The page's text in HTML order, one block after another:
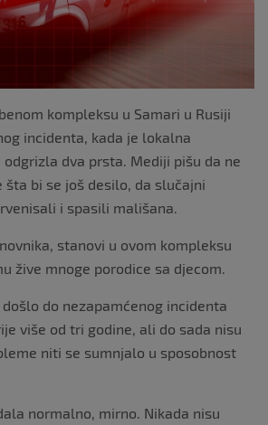
kompleksu u Samari u Rusiji
incidenta, kada je lokalna
dva prsta. Mediji pišu da ne
šta bi se još desilo, da slučajni
i spasili mališana.
stanovi u ovom kompleksu
žive mnoge porodice sa djecom.
do nezapamćenog incidenta
više od tri godine, ali do sada nisu
niti se sumnjalo u sposobnost
normalno, mirno. Nikada nisu